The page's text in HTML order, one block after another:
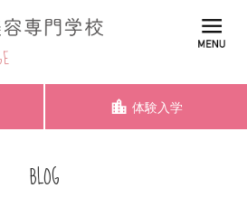
体験入学
BLOG